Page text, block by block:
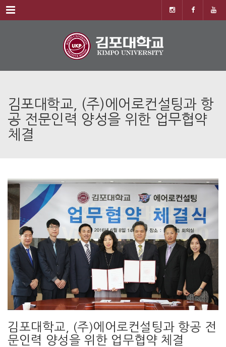
Menu
김포대학교, (주)에어로컨설팅과 항
공 전문인력 양성을 위한 업무협약
체결
김포대학교, (주)에어로컨설팅과 항공 전
문인력 양성을 위한 업무협약 체결